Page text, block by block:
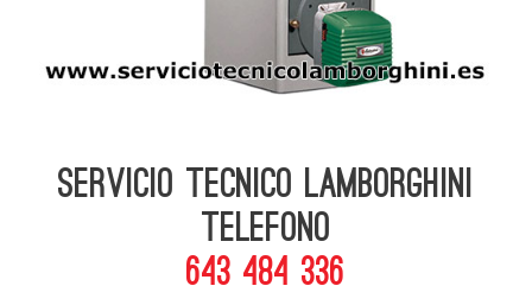
Servicio Tecnico Lamborghini
telefono
643 484 336